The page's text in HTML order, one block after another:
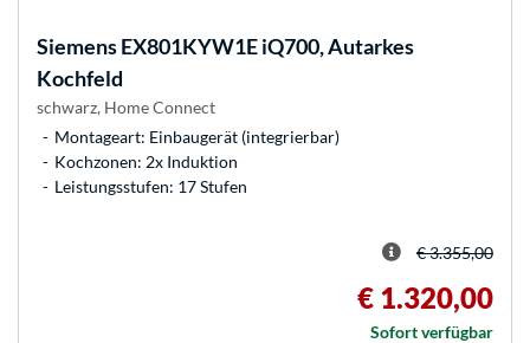
SiemensEX801KYW1E iQ700, Autarkes
Kochfeld
schwarz, Home Connect
Montageart: Einbaugerät (integrierbar)
Kochzonen: 2x Induktion
Leistungsstufen: 17 Stufen
€ 3.355,00
€ 1.320,00
Sofort verfügbar